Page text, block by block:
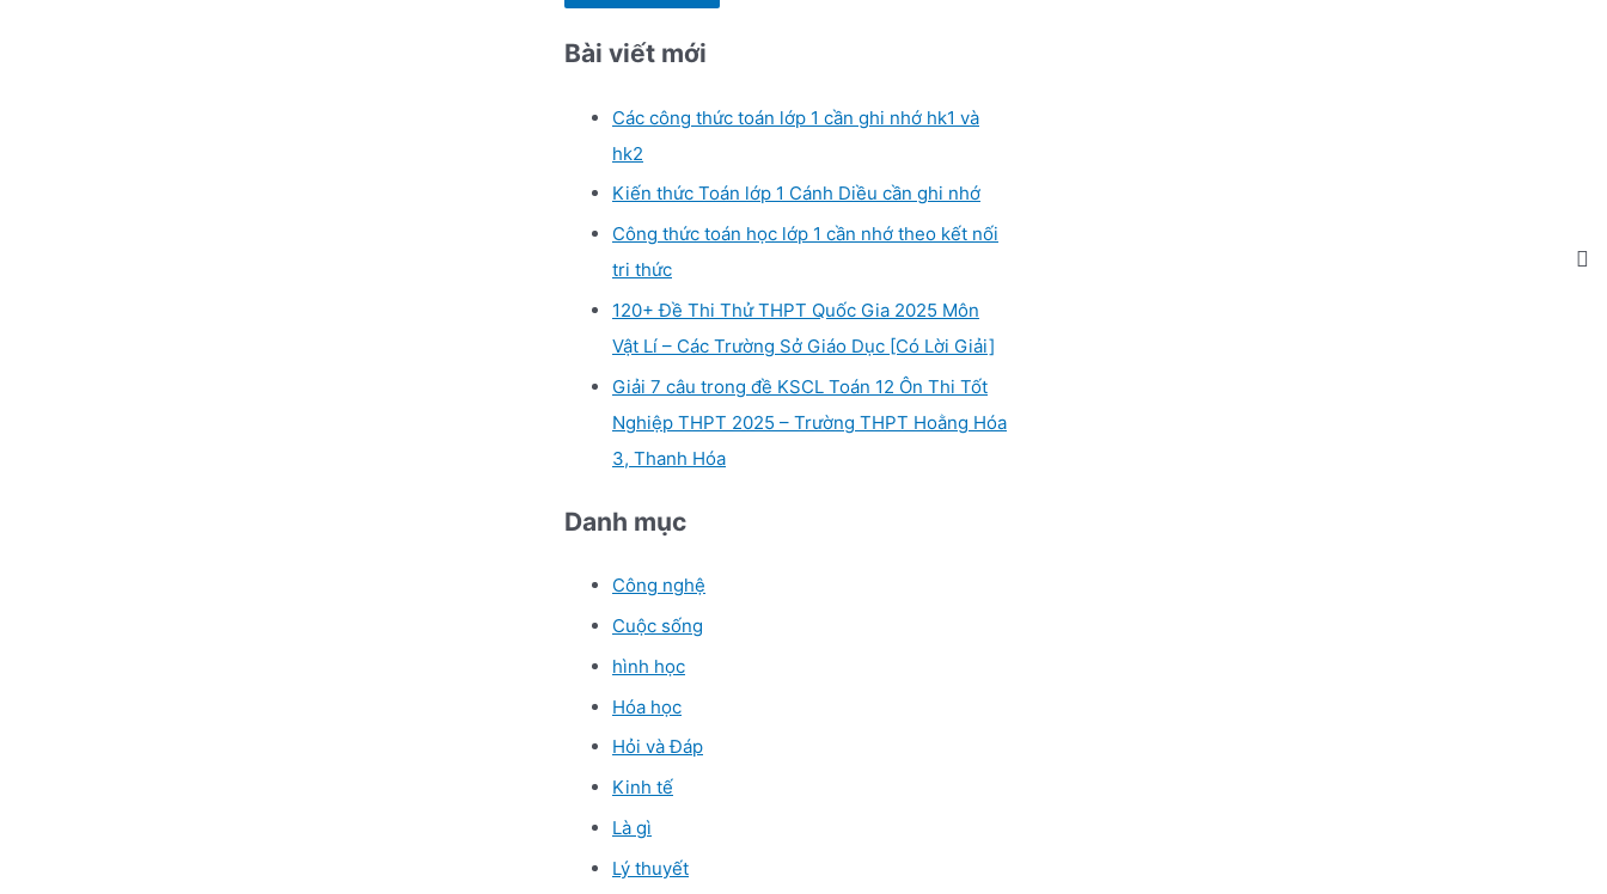
Bài viết mới
Các công thức toán lớp 1 cần ghi nhớ hk1 và
hk2
Kiến thức Toán lớp 1 Cánh Diều cần ghi nhớ
Công thức toán học lớp 1 cần nhớ theo kết nối
tri thức
120+ Đề Thi Thử THPT Quốc Gia 2025 Môn
Vật Lí – Các Trường Sở Giáo Dục [Có Lời Giải]
Giải 7 câu trong đề KSCL Toán 12 Ôn Thi Tốt
Nghiệp THPT 2025 – Trường THPT Hoằng Hóa
3, Thanh Hóa
Danh mục
Công nghệ
Cuộc sống
hình học
Hóa học
Hỏi và Đáp
Kinh tế
Là gì
Lý thuyết